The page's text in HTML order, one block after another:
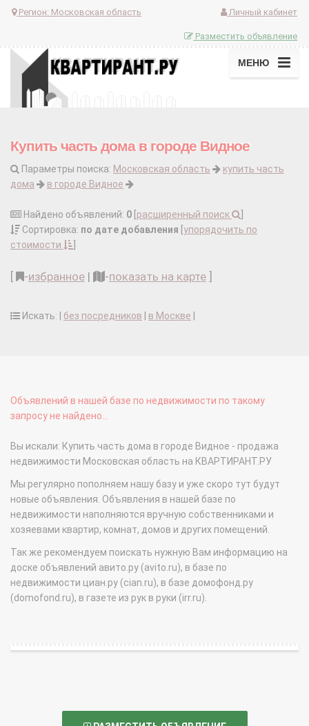
Регион: Московская область Личный кабинет
Разместить объявление
МЕНЮ
Купить часть дома в городе Видное
Параметры поиска: Московская область
купить часть
дома
в городе Видное
Найдено объявлений: 0 расширенный поиск
Сортировка: по дате добавления упорядочить по
стоимости
-избранное | -показать на карте
Искать: | без посредников в Москве
Объявлений в нашей базе по недвижимости по такому
запросу не найдено...
Вы искали: Купить часть дома в городе Видное - продажа
недвижимости Московская область на КВАРТИРАНТ.РУ
Мы регулярно пополняем нашу базу и уже скоро тут будут
новые объявления. Объявления в нашей базе по
недвижимости наполняются вручную собственниками и
хозяевами квартир, комнат, домов и других помещений.
Так же рекомендуем поискать нужную Вам информацию на
доске объявлений авито.ру (avito.ru), в базе по
недвижимости циан.ру (cian.ru), в базе домофонд.ру
(domofond.ru), в газете из рук в руки (irr.ru).